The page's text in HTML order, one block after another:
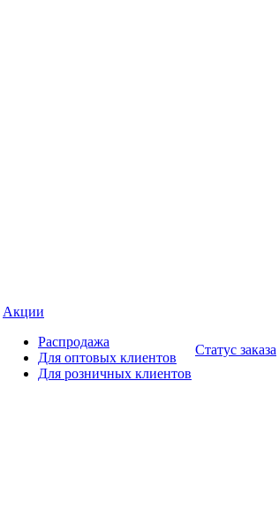
Акции
Распродажа
Для оптовых клиентов
Для розничных клиентов
Статус заказа